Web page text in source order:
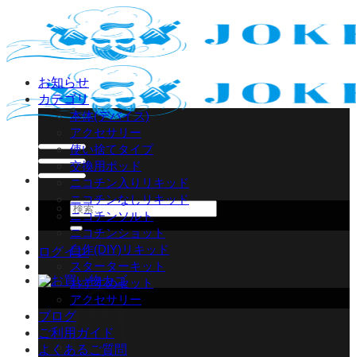
content
検
索
対
象:
ログイン
お知らせ
カテゴリ
本体(デバイス)
アクセサリー
使い捨てタイプ
交換用ポッド
ニコチン入りリキッド
ニコチンなしリキッド
ニコチンソルト
ニコチンショット
自作(DIY)リキッド
スターターキット
おすすめセット
アクセサリー
ブログ
ご利用ガイド
よくあるご質問